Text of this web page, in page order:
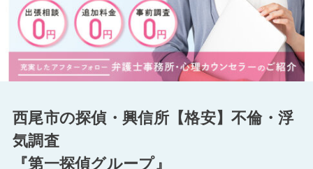
西尾市の探偵・興信所【格安】不倫・浮
気調査
『第一探偵グループ』